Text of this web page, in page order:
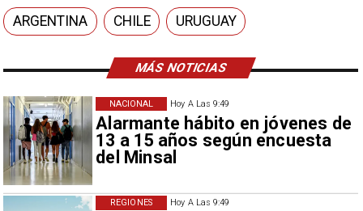
MÁS NOTICIAS
Hoy A Las 9:49
Alarmante hábito en jóvenes de
13 a 15 años según encuesta
del Minsal
NACIONAL
Hoy A Las 9:49
REGIONES
ARGENTINA CHILE URUGUAY